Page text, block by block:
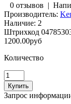
0 отзывов |
Производитель:
Наличие: 2
Штрихкод
1200.00руб
Количество
Запрос